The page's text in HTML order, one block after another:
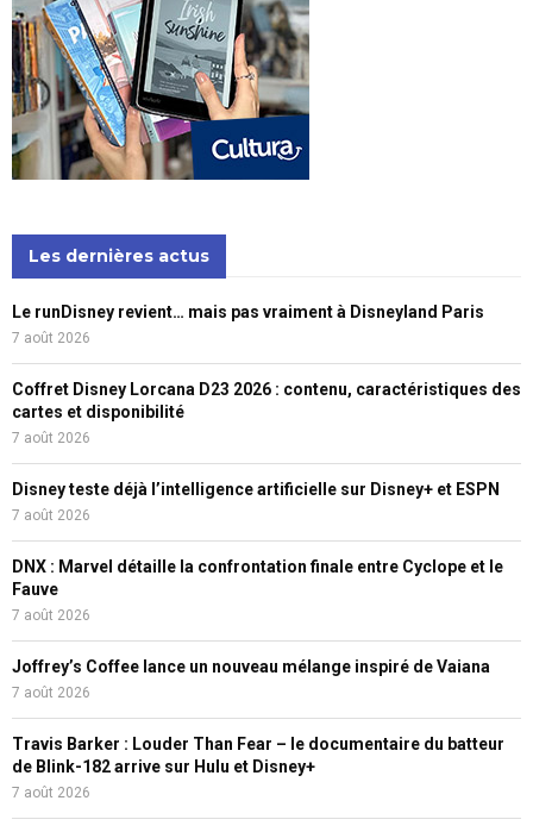
Les dernières actus
Le runDisney revient… mais pas vraiment à Disneyland Paris
7 août 2026
Coffret Disney Lorcana D23 2026 : contenu, caractéristiques des
cartes et disponibilité
7 août 2026
Disney teste déjà l’intelligence artificielle sur Disney+ et ESPN
7 août 2026
DNX : Marvel détaille la confrontation finale entre Cyclope et le
Fauve
7 août 2026
Joffrey’s Coffee lance un nouveau mélange inspiré de Vaiana
7 août 2026
Travis Barker : Louder Than Fear – le documentaire du batteur
de Blink-182 arrive sur Hulu et Disney+
7 août 2026